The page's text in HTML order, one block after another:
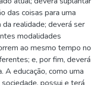
das coisas para uma
realidade; deverá ser
modalidades
ao mesmo tempo no
e, por fim, deverá
A educação, como uma